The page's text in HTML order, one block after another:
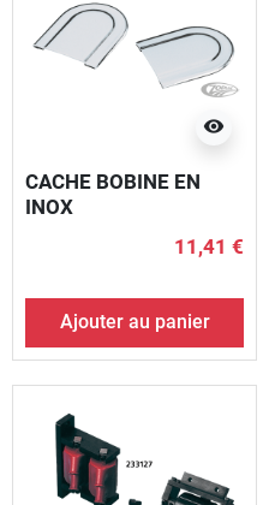
visibility
CACHE BOBINE EN
INOX
11,41 €
Ajouter au panier